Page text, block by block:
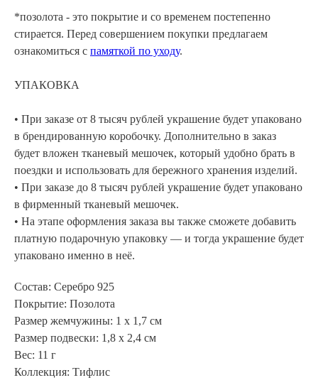
*позолота - это покрытие и со временем постепенно
стирается. Перед совершением покупки предлагаем
ознакомиться с памяткой по уходу.
УПАКОВКА
• При заказе от 8 тысяч рублей украшение будет упаковано
в брендированную коробочку. Дополнительно в заказ
будет вложен тканевый мешочек, который удобно брать в
поездки и использовать для бережного хранения изделий.
• При заказе до 8 тысяч рублей украшение будет упаковано
в фирменный тканевый мешочек.
• На этапе оформления заказа вы также сможете добавить
платную подарочную упаковку — и тогда украшение будет
упаковано именно в неё.
Состав: Серебро 925
Покрытие: Позолота
Размер жемчужины: 1 х 1,7 см
Размер подвески: 1,8 х 2,4 см
Вес: 11 г
Коллекция: Тифлис
СОГЛАСИЕ НА ОБРАБОТКУ ПЕРСОНАЛЬНЫХ
КОНФИДЕНЦИАЛЬНОСТИ
ВАКАНСИИ
ОПЛАТА И ДОСТАВКА
УХОД
АРХИВНЫЙ СЕЙЛ
ИП СЕЛИВОХИН М.Ю.
2025 © QARI QRIS
Road
Оплата
Уход
Оферта